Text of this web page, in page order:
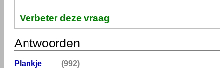
Verbeter deze vraag
Antwoorden
Plankje (992)